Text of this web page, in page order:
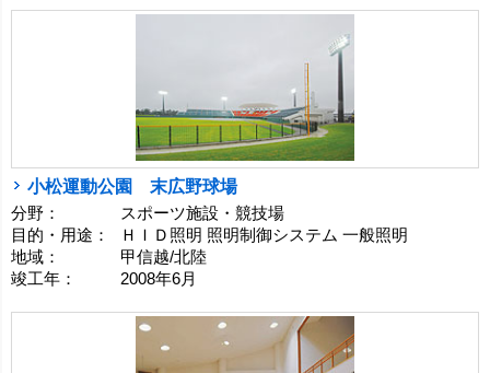
小松運動公園 末広野球場
分野：
スポーツ施設・競技場
目的・用途：
ＨＩＤ照明 照明制御システム 一般照明
地域：
甲信越/北陸
竣工年：
2008年6月